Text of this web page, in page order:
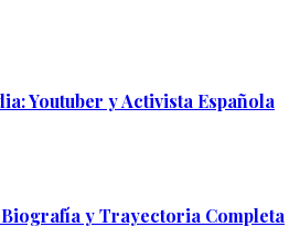
Youtuber y Activista Española
y Trayectoria Completa